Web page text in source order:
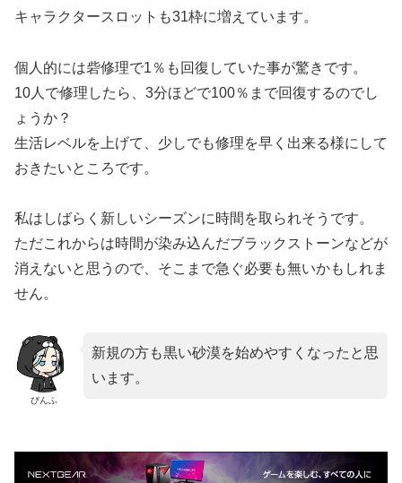
キャラクタースロットも31枠に増えています。
個人的には砦修理で1％も回復していた事が驚きです。
10人で修理したら、3分ほどで100％まで回復するのでし
ょうか？
生活レベルを上げて、少しでも修理を早く出来る様にして
おきたいところです。
私はしばらく新しいシーズンに時間を取られそうです。
ただこれからは時間が染み込んだブラックストーンなどが
消えないと思うので、そこまで急ぐ必要も無いかもしれま
せん。
ぴんふ
新規の方も黒い砂漠を始めやすくなったと思
います。